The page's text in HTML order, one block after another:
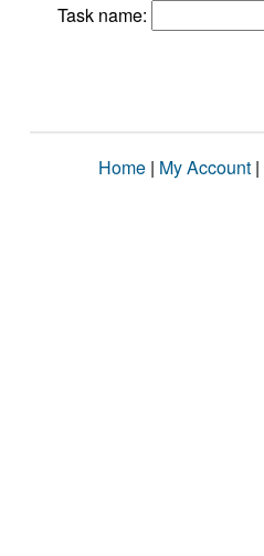
Task name:
Home | My Account |